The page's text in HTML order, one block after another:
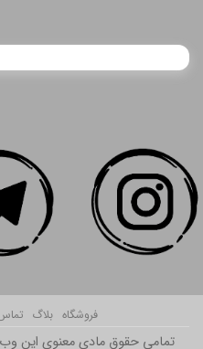
فروشگاه بلاگ تماس
تمامی حقوق مادی معنوی این وب